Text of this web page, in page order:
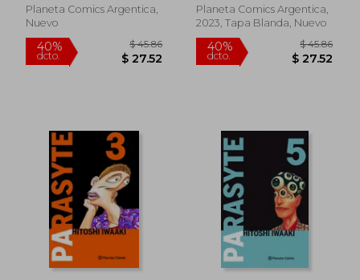
Planeta Comics Argentica,
Nuevo
Planeta Comics Argentica,
2023, Tapa Blanda, Nuevo